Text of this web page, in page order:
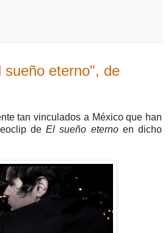
sueño eterno", de
tan vinculados a México que han
deEl sueño eternoen dicho